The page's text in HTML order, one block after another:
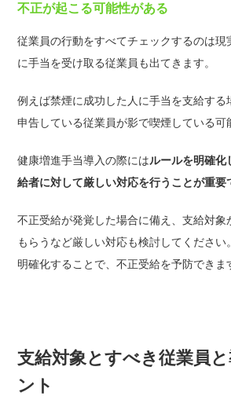
不正が起こる可能性がある
従業員の行動をすべてチェックするのは現
に手当を受け取る従業員も出てきます。
例えば禁煙に成功した人に手当を支給する
申告している従業員が影で喫煙している可
健康増進手当導入の際にはルールを明確化
給者に対して厳しい対応を行うことが重要
不正受給が発覚した場合に備え、支給対象
もらうなど厳しい対応も検討してください
明確化することで、不正受給を予防できま
支給対象とすべき従業員
ント